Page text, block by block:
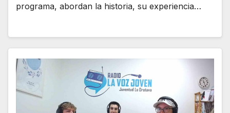
programa, abordan la historia, su experiencia…